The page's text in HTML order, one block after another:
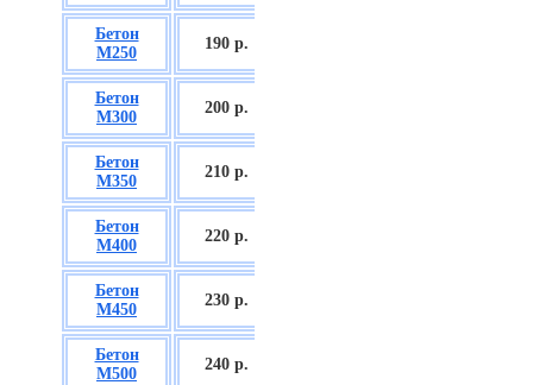
Бетон
М250
190 р.
Бетон
М300
200 р.
Бетон
М350
210 р.
Бетон
М400
220 р.
Бетон
М450
230 р.
Бетон
М500
240 р.